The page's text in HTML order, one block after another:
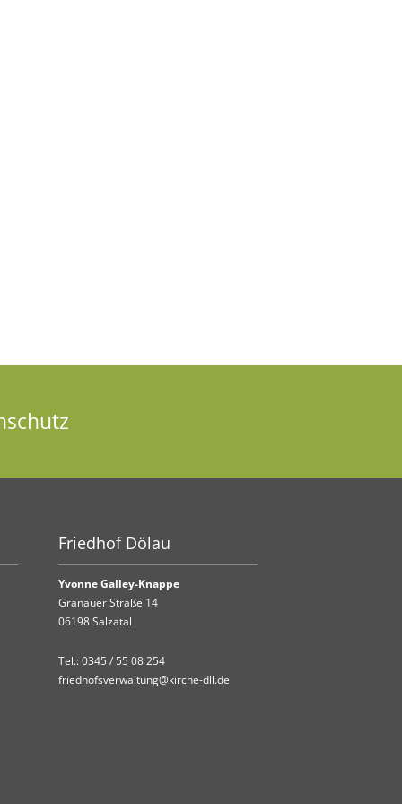
Friedhof Dölau
Yvonne Galley-Knappe
Granauer Straße 14
06198 Salzatal
Tel.:0345 / 55 08 254
friedhofsverwaltung@kirche-dll.de